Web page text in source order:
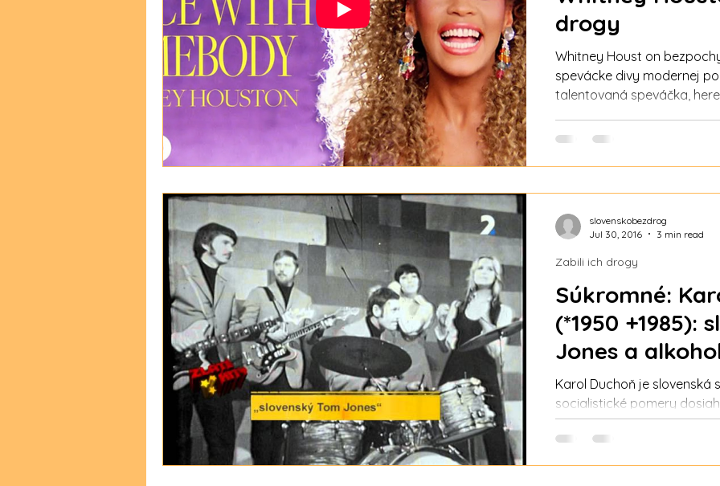
drogy
Whitney Houst on
spevácke divy modernej
talentovaná speváčka,
Guinessova kniha rekordov
Patrila medzi najlepšie
Na konte má množstvo
platinových či zlatých
170 až 200 miliónov n
Súkromné:
(*1950 +1985):
Jones a
Karol Duchoň je slovenská
socialistické pomery
Fanúšikovia, a hlavne
ospevovala ho aj kritika.
Zabili ich drogy
slovenskobezdrog
Jul 30, 2016
3 min read